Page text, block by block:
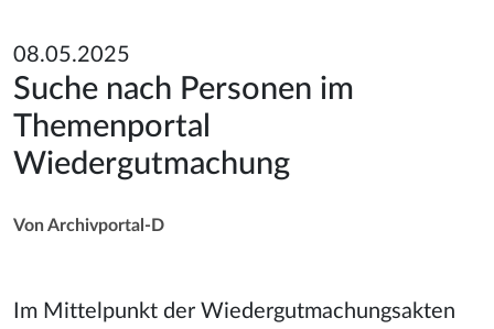
08.05.2025
Suche nach Personen im
Themenportal
Wiedergutmachung
Von Archivportal-D
Im Mittelpunkt der Wiedergutmachungsakten